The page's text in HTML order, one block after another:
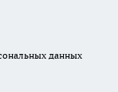
данных